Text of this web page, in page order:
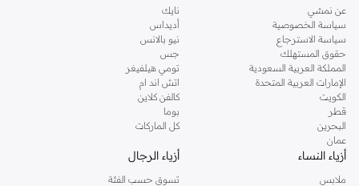
اليه.
تسوقي دوروثي بيركنز اون لاين مسقط
تسوقي دوروثي بيركنز اون لاين من نمشي واستمتعي باكثر من الف ستايل من مجموعة
دوروثي بيركنز الشهيرة. تصفحي المجموعة كاملة في متجر دوروثي بيركنز اون لاين او
استخدمي القائمة لتحديد تجربة تسوق دوروثي بيركنز اون لاين. خدمة التوصيل السريعة
والدعم الاستثنائي يضمن لك تجربة تسوق ممتعة دائما مع نمشي.
عن نمشي
سياسة الخصوصية
سياسة الاسترجاع
حقوق المستهلك
المملكة العربية السعودية
الإمارات العربية المتحدة
الكويت
قطر
البحرين
عمان
نايك
أديداس
نيو بالانس
جس
تومي هيلفيغر
اتش اند ام
كالفن كلاين
بوما
كل الماركات
أزياء النساء
ملابس
أزياء الرجال
تسوق حسب الفئة